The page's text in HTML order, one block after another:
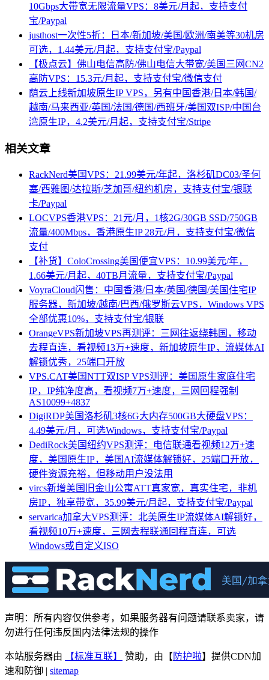
10Gbps大带宽无限流量VPS：8美元/月起，支持支付
宝/Paypal
justhost一次性5折：日本/新加坡/美国/欧洲/南美等30机房
可选，1.44美元/月起，支持支付宝/Paypal
【极点云】佛山电信高防/佛山电信大带宽/美国三网CN2
高防VPS：15.3元/月起，支持支付宝/微信支付
荫云上线新加坡原生IP VPS，另有中国香港/日本/韩国/
越南/马来西亚/英国/法国/德国/西班牙/美国双ISP/中国台
湾原生IP，4.2美元/月起，支持支付宝/Stripe
相关文章
RackNerd美国VPS：21.99美元/年起，洛杉矶DC03/圣何
塞/西雅图/达拉斯/芝加哥/纽约机房，支持支付宝/银联
卡/Paypal
LOCVPS香港VPS：21元/月，1核2G/30GB SSD/750GB
流量/400Mbps，香港原生IP 28元/月，支持支付宝/微信
支付
【补货】ColoCrossing美国便宜VPS：10.99美元/年，
1.66美元/月起，40TB月流量，支持支付宝/Paypal
VoyraCloud闪售：中国香港/日本/英国/德国/美国住宅IP
服务器，新加坡/越南/巴西/俄罗斯云VPS，Windows VPS
全部优惠10%，支持支付宝/银联
OrangeVPS新加坡VPS再测评：三网往返绕韩国，移动
去程直连，看视频13万+速度，新加坡原生IP，流媒体AI
解锁优秀，25端口开放
VPS.CAT美国NTT双ISP VPS测评：美国原生家庭住宅
IP，IP纯净度高，看视频7万+速度，三网回程强制
AS10099+4837
DigiRDP美国洛杉矶3核6G大内存500GB大硬盘VPS：
4.49美元/月，可选Windows，支持支付宝/Paypal
DediRock美国纽约VPS测评：电信联通看视频12万+速
度，美国原生IP，美国AI流媒体解锁好，25端口开放，
硬件资源充裕，但移动用户没法用
vircs新增美国旧金山公寓ATT真家宽，真实住宅，非机
房IP，独享带宽，35.99美元/月起，支持支付宝/Paypal
servarica加拿大VPS测评：北美原生IP流媒体AI解锁好，
看视频10万+速度，三网去程联通回程直连，可选
Windows或自定义ISO
声明：所有内容仅供参考，如果服务器有问题请联系卖家，请
勿进行任何违反国内法律法规的操作
本站服务器由 【标准互联】 赞助，由【 防护啦】提供CDN加
速和防御 | sitemap